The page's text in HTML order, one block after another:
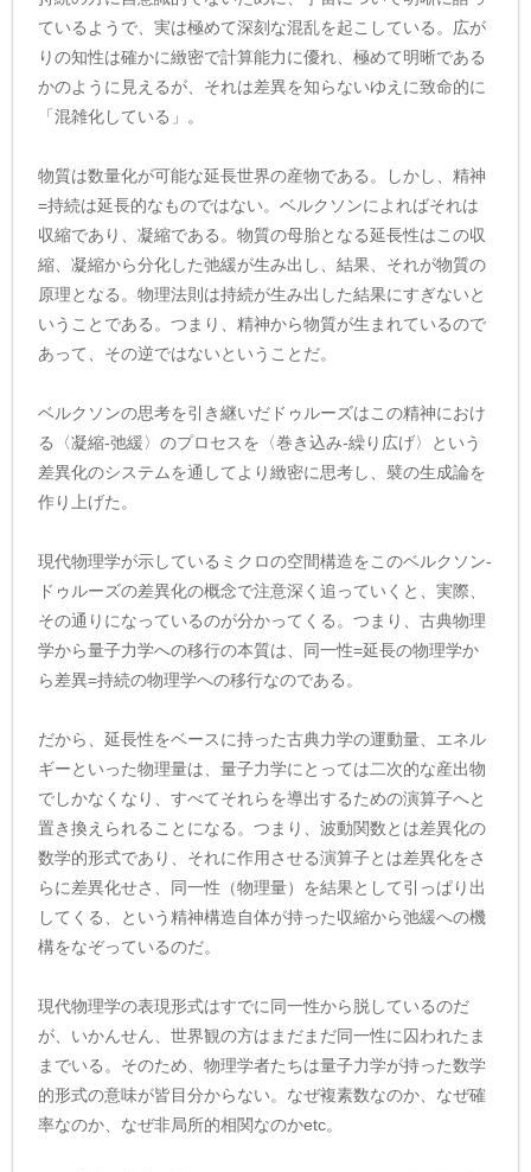
ているようで、実は極めて深刻な混乱を起こしている。広が
りの知性は確かに緻密で計算能力に優れ、極めて明晰である
かのように見えるが、それは差異を知らないゆえに致命的に
「混雑化している」。
物質は数量化が可能な延長世界の産物である。しかし、精神
=持続は延長的なものではない。ベルクソンによればそれは
収縮であり、凝縮である。物質の母胎となる延長性はこの収
縮、凝縮から分化した弛緩が生み出し、結果、それが物質の
原理となる。物理法則は持続が生み出した結果にすぎないと
いうことである。つまり、精神から物質が生まれているので
あって、その逆ではないということだ。
ベルクソンの思考を引き継いだドゥルーズはこの精神におけ
る〈凝縮-弛緩〉のプロセスを〈巻き込み-繰り広げ〉という
差異化のシステムを通してより緻密に思考し、襞の生成論を
作り上げた。
現代物理学が示しているミクロの空間構造をこのベルクソン-
ドゥルーズの差異化の概念で注意深く追っていくと、実際、
その通りになっているのが分かってくる。つまり、古典物理
学から量子力学への移行の本質は、同一性=延長の物理学か
ら差異=持続の物理学への移行なのである。
だから、延長性をベースに持った古典力学の運動量、エネル
ギーといった物理量は、量子力学にとっては二次的な産出物
でしかなくなり、すべてそれらを導出するための演算子へと
置き換えられることになる。つまり、波動関数とは差異化の
数学的形式であり、それに作用させる演算子とは差異化をさ
らに差異化せさ、同一性（物理量）を結果として引っぱり出
してくる、という精神構造自体が持った収縮から弛緩への機
構をなぞっているのだ。
現代物理学の表現形式はすでに同一性から脱しているのだ
が、いかんせん、世界観の方はまだまだ同一性に囚われたま
までいる。そのため、物理学者たちは量子力学が持った数学
的形式の意味が皆目分からない。なぜ複素数なのか、なぜ確
率なのか、なぜ非局所的相関なのかetc。